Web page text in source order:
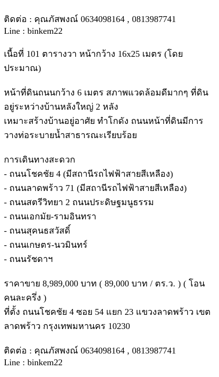
ติดต่อ : คุณภัสพงณ์ 0634098164 , 0813987741
Line : binkem22
เนื้อที่ 101 ตารางวา หน้ากว้าง 16x25 เมตร (โดย
ประมาณ)
หน้าที่ดินถนนกว้าง 6 เมตร สภาพแวดล้อมดีมากๆ ที่ดิน
อยู่ระหว่างบ้านหลังใหญ่ 2 หลัง
เหมาะสร้างบ้านอยู่อาศัย ทำโกดัง ถนนหน้าที่ดินมีการ
วางท่อระบายน้ำสาธารณะเรียบร้อย
การเดินทางสะดวก
- ถนนโชคชัย 4 (มีสถานีรถไฟฟ้าสายสีเหลือง)
- ถนนลาดพร้าว 71 (มีสถานีรถไฟฟ้าสายสีเหลือง)
- ถนนสตรีวิทยา 2 ถนนประดิษฐมนูธรรม
- ถนนเอกมัย-รามอินทรา
- ถนนสุคนธสวัสดิ์
- ถนนเกษตร-นวมินทร์
- ถนนรัชดาฯ
ราคาขาย 8,989,000 บาท ( 89,000 บาท / ตร.ว. ) ( โอน
คนละครึ่ง )
ที่ตั้ง ถนนโชคชัย 4 ซอย 54 แยก 23 แขวงลาดพร้าว เขต
ลาดพร้าว กรุงเทพมหานคร 10230
ติดต่อ : คุณภัสพงณ์ 0634098164 , 0813987741
Line : binkem22